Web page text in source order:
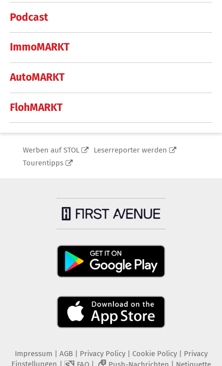
Podcast
ImmoMARKT
AutoMARKT
FlohMARKT
Werben auf STOL
Leserreporter werden
Tourentipps
Impressum AGB Privacy Policy| Cookie Policy| Privacy
Einstellungen
| 2